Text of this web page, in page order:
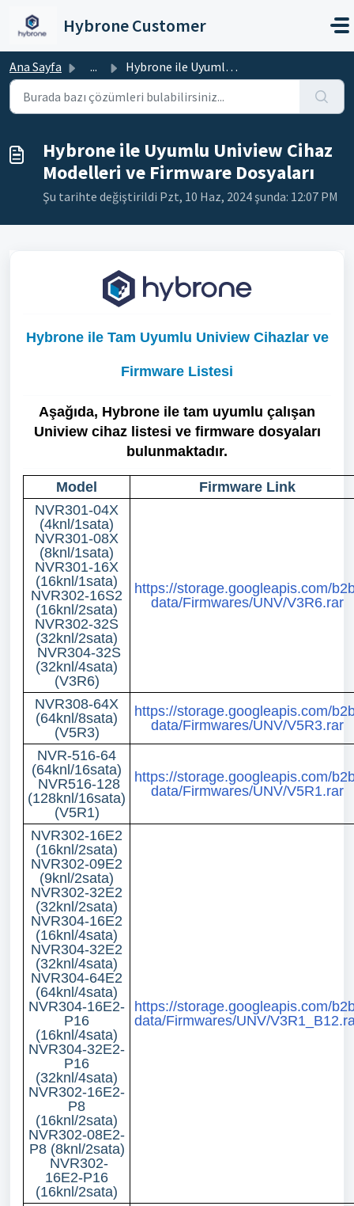
Hybrone Customer
Ana Sayfa ... Hybrone ile Uyumlu Uniview Cihaz Modelleri ve Firmware Do...
Hybrone ile Uyumlu Uniview Cihaz
Modelleri ve Firmware Dosyaları
Şu tarihte değiştirildi Pzt, 10 Haz, 2024 şunda: 12:07 PM
Hybrone ile Tam Uyumlu Uniview Cihazlar ve
Firmware Listesi
Aşağıda, Hybrone ile tam uyumlu çalışan
Uniview cihaz listesi ve firmware dosyaları
bulunmaktadır.
Model
Firmware Link
NVR301-04X
(4knl/1sata)
NVR301-08X
(8knl/1sata)
NVR301-16X
(16knl/1sata)
NVR302-16S2
(16knl/2sata)
NVR302-32S
(32knl/2sata)
NVR304-32S
(32knl/4sata)
(V3R6)
https://storage.googleapis.com/
data/Firmwares/UNV/V3R6.rar
NVR308-64X
(64knl/8sata)
(V5R3)
https://storage.googleapis.com/
data/Firmwares/UNV/V5R3.rar
NVR-516-64
(64knl/16sata)
NVR516-128
(128knl/16sata)
(V5R1)
https://storage.googleapis.com/
data/Firmwares/UNV/V5R1.rar
NVR302-16E2
(16knl/2sata)
NVR302-09E2
(9knl/2sata)
NVR302-32E2
(32knl/2sata)
NVR304-16E2
(16knl/4sata)
NVR304-32E2
(32knl/4sata)
NVR304-64E2
(64knl/4sata)
NVR304-16E2-
P16
(16knl/4sata)
NVR304-32E2-
P16
(32knl/4sata)
NVR302-16E2-
P8
(16knl/2sata)
NVR302-08E2-
P8 (8knl/2sata)
NVR302-
16E2-P16
(16knl/2sata)
https://storage.googleapis.com/
data/Firmwares/UNV/